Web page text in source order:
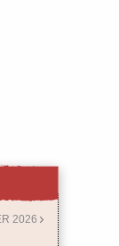
2026